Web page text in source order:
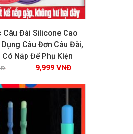
Xem chi tiết
Câu Đài Silicone Cao
Dụng Câu Đơn Câu Đài,
Có Nắp Để Phụ Kiện
9,999VNĐ